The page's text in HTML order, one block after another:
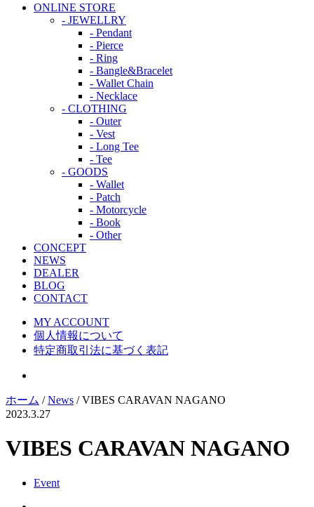
ONLINE STORE
- JEWELLRY
- Pendant
- Pierce
- Ring
- Bangle&Bracelet
- Wallet Chain
- Necklace
- CLOTHING
- Outer
- Vest
- Long Tee
- Tee
- GOODS
- Wallet
- Patch
- Motorcycle
- Book
- Other
CONCEPT
NEWS
DEALER
BLOG
CONTACT
MY ACCOUNT
個人情報について
特定商取引法に基づく表記
ホーム /News / VIBES CARAVAN NAGANO
2023.3.27
VIBES CARAVAN NAGANO
Event